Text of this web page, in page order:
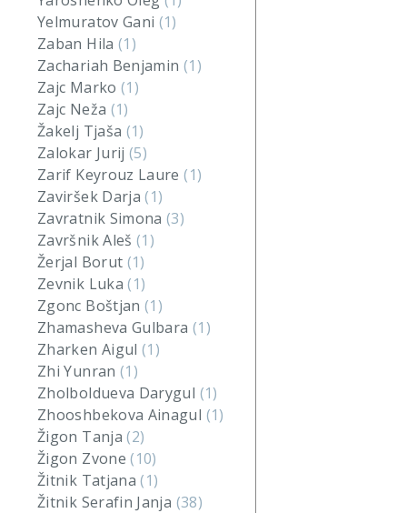
Yelmuratov Gani (1)
Zaban Hila (1)
Zachariah Benjamin (1)
Zajc Marko (1)
Zajc Neža (1)
Žakelj Tjaša (1)
Zalokar Jurij(5)
Zarif Keyrouz Laure(1)
Zaviršek Darja(1)
Zavratnik Simona(3)
Završnik Aleš(1)
Žerjal Borut (1)
Zevnik Luka(1)
Zgonc Boštjan(1)
Zhamasheva Gulbara (1)
Zharken Aigul(1)
Zhi Yunran (1)
Zholboldueva Darygul (1)
Zhooshbekova Ainagul (1)
Žigon Tanja(2)
Žigon Zvone(10)
Žitnik Tatjana(1)
Žitnik Serafin Janja (38)